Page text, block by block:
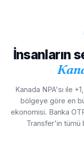
00 21 1 NPA NXX
00 1 NPA NXX XXXX
İspanya
İnsanların
Kanada NPA'sı ile
bölgeye göre en
ekonomisi. Banka
Transfer'in tümü